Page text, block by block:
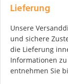
Lieferung
Unsere
und sichere
die Lieferung
Informationen
entnehmen Sie